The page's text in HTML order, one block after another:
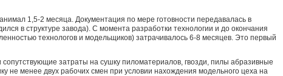
1,5-2 месяца. Документация по мере готовности передавалась в
в структуре завода). С момента разработки технологии и до окончания
технологов и модельщиков) затрачивалось 6-8 месяцев. Это первый
затраты на сушку пиломатериалов, гвозди, пилы абразивные
не менее двух рабочих смен при условии нахождения модельного цеха на